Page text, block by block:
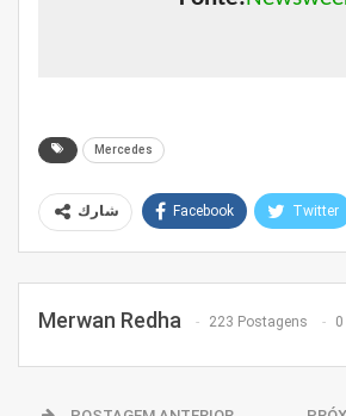
Mercedes
شارك Facebook Twitter
Merwan Redha 223 Postagens